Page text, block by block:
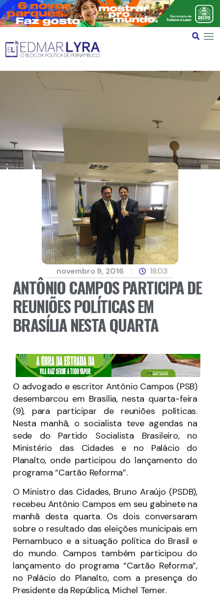
novembro 9, 2016 18:03
ANTÔNIO CAMPOS PARTICIPA DE
REUNIÕES POLÍTICAS EM
BRASÍLIA NESTA QUARTA
O advogado e escritor Antônio Campos (PSB)
desembarcou em Brasília, nesta quarta-feira
(9), para participar de reuniões políticas.
Nesta manhã, o socialista teve agendas na
sede do Partido Socialista Brasileiro, no
Ministério das Cidades e no Palácio do
Planalto, onde participou do lançamento do
programa “Cartão Reforma”.
O Ministro das Cidades, Bruno Araújo (PSDB),
recebeu Antônio Campos em seu gabinete na
manhã desta quarta. Os dois conversaram
sobre o resultado das eleições municipais em
Pernambuco e a situação política do Brasil e
do mundo. Campos também participou do
lançamento do programa “Cartão Reforma”,
no Palácio do Planalto, com a presença do
Presidente da República, Michel Temer.